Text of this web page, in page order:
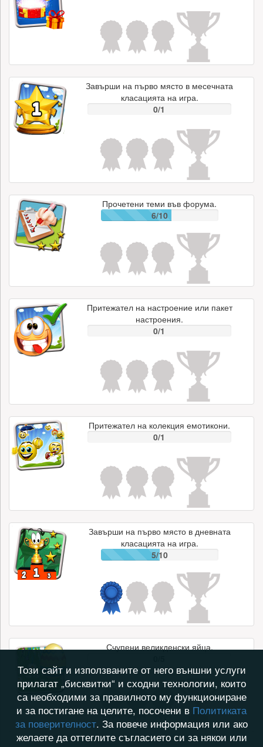
Завърши на първо място в месечната
класацията на игра.
0/1
Прочетени теми във форума.
6/10
Притежател на настроение или пакет
настроения.
0/1
Притежател на колекция емотикони.
0/1
Завърши на първо място в дневната
класацията на игра.
5/10
Счупени великденски яйца.
Този сайт и използваните от него външни услуги
прилагат „бисквитки“ и сходни технологии, които
са необходими за правилното му функциониране
и за постигане на целите, посочени в Политиката
за поверителност. За повече информация или ако
желаете да оттеглите съгласието си за някои или